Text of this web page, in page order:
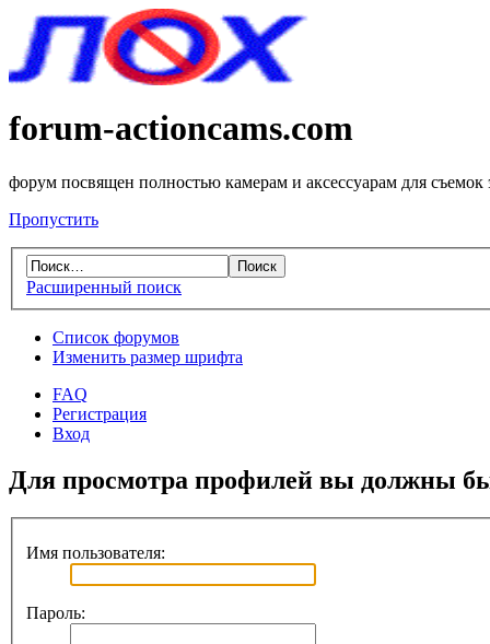
forum-actioncams.com
форум посвящен полностью камерам и аксессуарам для съемок
Пропустить
Расширенный поиск
Список форумов
Изменить размер шрифта
FAQ
Регистрация
Вход
Для просмотра профилей вы должны
Имя пользователя:
Пароль: